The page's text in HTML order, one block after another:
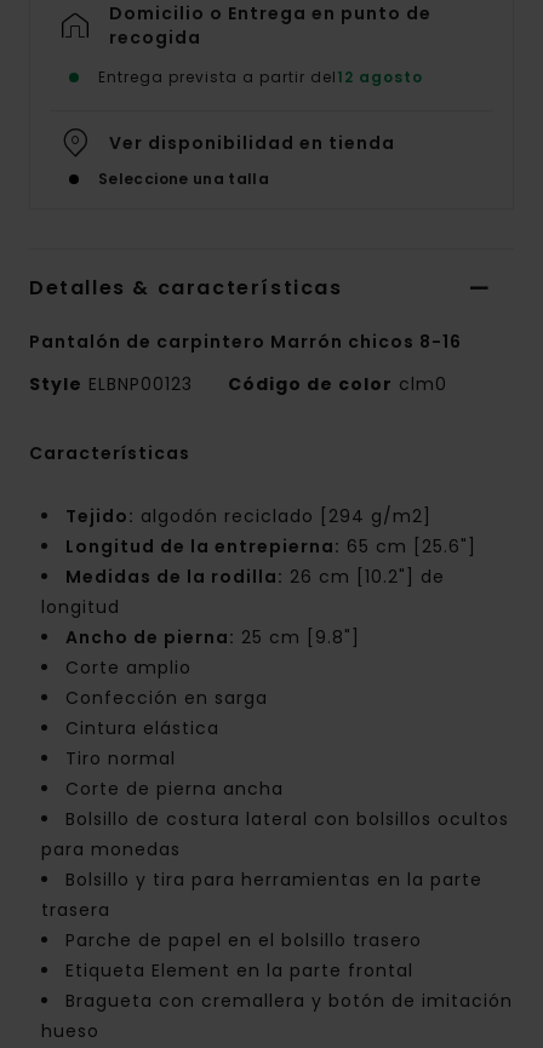
Domicilio o Entrega en punto de
recogida
Entrega prevista a partir del12 agosto
Ver disponibilidad en tienda
Seleccione una talla
Detalles & características
Pantalón de carpintero Marrón chicos 8-16
Style ELBNP00123 Código de color clm0
Características
Tejido: algodón reciclado [294 g/m2]
Longitud de la entrepierna: 65 cm [25.6"]
Medidas de la rodilla: 26 cm [10.2"] de
longitud
Ancho de pierna: 25 cm [9.8"]
Corte amplio
Confección en sarga
Cintura elástica
Tiro normal
Corte de pierna ancha
Bolsillo de costura lateral con bolsillos ocultos
para monedas
Bolsillo y tira para herramientas en la parte
trasera
Parche de papel en el bolsillo trasero
Etiqueta Element en la parte frontal
Bragueta con cremallera y botón de imitación
hueso